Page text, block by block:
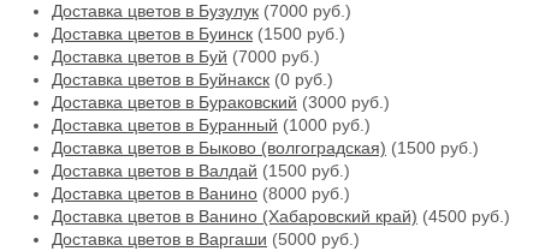
Доставка цветов в Бузулук (7000 руб.)
Доставка цветов в Буинск (1500 руб.)
Доставка цветов в Буй (7000 руб.)
Доставка цветов в Буйнакск (0 руб.)
Доставка цветов в Бураковский (3000 руб.)
Доставка цветов в Буранный (1000 руб.)
Доставка цветов в Быково (волгоградская) (1500 руб.)
Доставка цветов в Валдай (1500 руб.)
Доставка цветов в Ванино (8000 руб.)
Доставка цветов в Ванино (Хабаровский край) (4500 руб.)
Доставка цветов в Варгаши (5000 руб.)